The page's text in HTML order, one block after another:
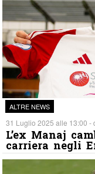
ALTRE NEWS
31 Luglio 2025 alle 13:00 -
L’ex Manaj
carriera negli